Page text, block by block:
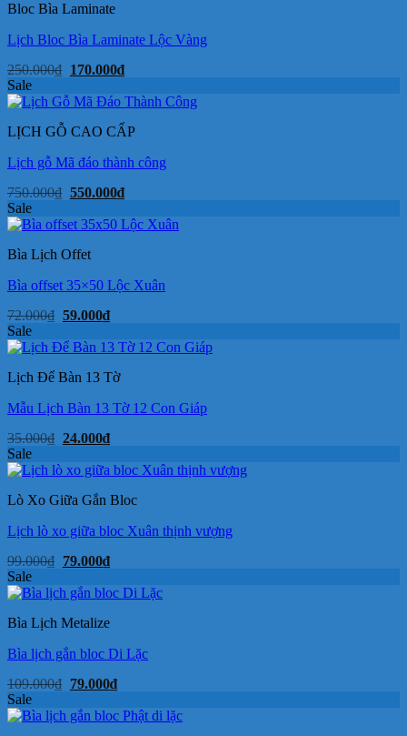
Bloc Bìa Laminate
Lịch Bloc Bìa Laminate Lộc Vàng
250.000₫ Giá
là:
250.000₫.
170.000₫Giá
tại
là:
170.000₫.
Sale
LỊCH GỖ CAO CẤP
Lịch gỗ Mã đáo thành công
750.000₫ Giá
là:
750.000₫.
550.000₫Giá
tại
là:
Sale
Bìa Lịch Offet
Bìa offset 35×50 Lộc Xuân
72.000₫ Giá
là:
72.000₫.
59.000₫Giá
tại
là:
59.000₫.
Sale
Lịch Để Bàn 13 Tờ
Mẫu Lịch Bàn 13 Tờ 12 Con Giáp
35.000₫ Giá
là:
35.000₫.
24.000₫Giá
tại
là:
24.000₫.
Sale
Lò Xo Giữa Gắn Bloc
Lịch lò xo giữa bloc Xuân thịnh vượng
99.000₫ Giá
là:
99.000₫.
79.000₫Giá
tại
là:
79.000₫.
Sale
Bìa Lịch Metalize
Bìa lịch gắn bloc Di Lặc
109.000₫ Giá
là:
109.000₫.
79.000₫Giá
tại
là:
Sale